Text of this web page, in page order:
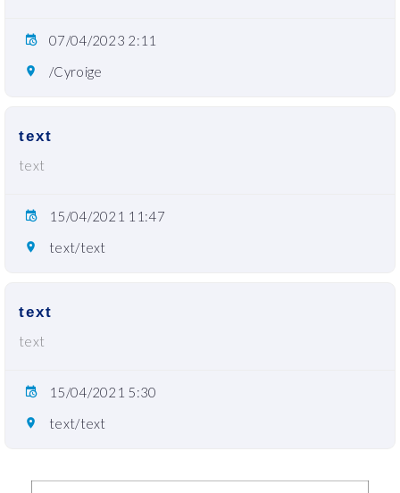
07/04/2023 2:11
/Cyroige
text
text
15/04/2021 11:47
text/text
text
text
15/04/2021 5:30
text/text